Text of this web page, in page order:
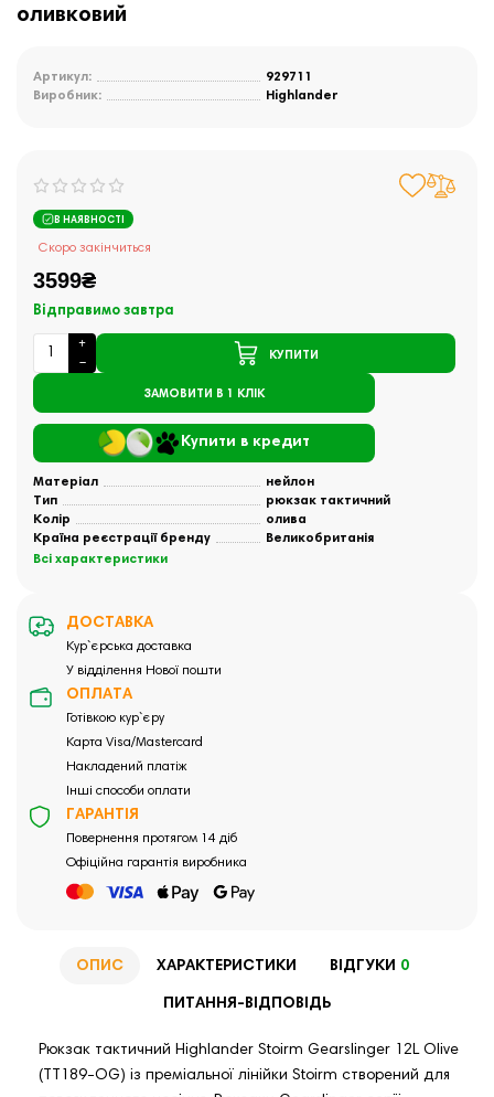
оливковий
Артикул:
929711
Виробник:
Highlander
В НАЯВНОСТІ
Скоро закінчиться
3599₴
Відправимо завтра
КУПИТИ
ЗАМОВИТИ В 1 КЛІК
Купити в кредит
Матеріал
нейлон
Тип
рюкзак тактичний
Колір
олива
Країна реєстрації бренду
Великобританія
Всі характеристики
ДОСТАВКА
Кур`єрська доставка
У відділення Нової пошти
ОПЛАТА
Готівкою кур`єру
Карта Visa/Mastercard
Накладений платіж
Інші способи оплати
ГАРАНТІЯ
Повернення протягом 14 діб
Офіційна гарантія виробника
ОПИС ХАРАКТЕРИСТИКИ ВІДГУКИ 0
ПИТАННЯ-ВІДПОВІДЬ
Рюкзак тактичний Highlander Stoirm Gearslinger 12L Olive
(TT189-OG) із преміальної лінійки Stoirm cтворений для